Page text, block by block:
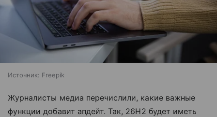
Источник: Freepik
Журналисты медиа перечислили, какие важные
функции добавит апдейт. Так, 26H2 будет иметь